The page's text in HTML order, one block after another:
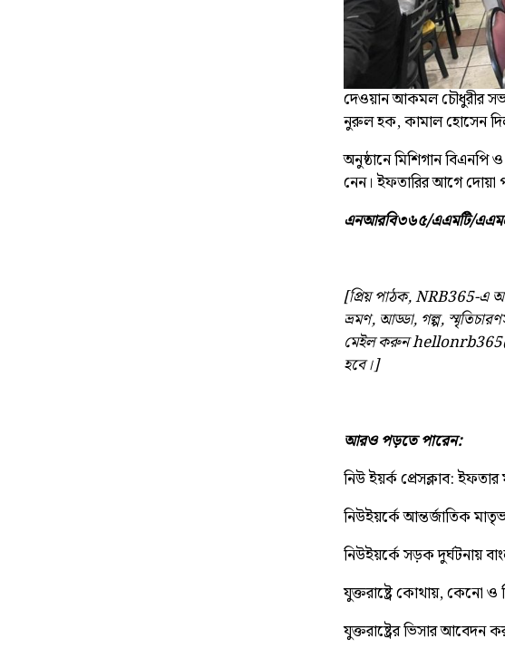
দেওয়ান আকমল চৌধুরীর
নুরুল হক, কামাল হোসেন
অনুষ্ঠানে মিশিগানবিএনপিও
নেন। ইফতারির আগে দোয়া
এনআরবি৩৬৫/এএমটি/
[প্রিয় পাঠক, NRB365-এ
ভ্রমণ, আড্ডা, গল্প,
মেইল করুন
হবে।]
আরও পড়তে পারেন:
নিউ ইয়র্ক প্রেসক্লাব:
নিউইয়র্কে আন্তর্জাতিক
নিউইয়র্কে সড়ক দুর্ঘটনায়
যুক্তরাষ্ট্রে কোথায়, কেনো
যুক্তরাষ্ট্রের ভিসার আবেদন